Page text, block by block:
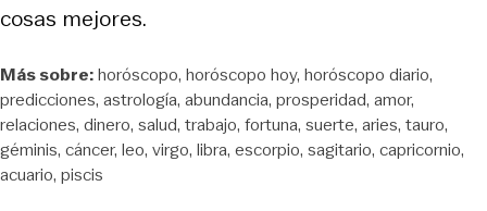
cosas mejores.
Más sobre:horóscopo horóscopo hoy horóscopo diario
predicciones astrología abundancia prosperidad amor
relaciones dinero salud trabajo fortuna suerte aries tauro
géminis cáncer leo virgo libra escorpio sagitario capricornio
acuario piscis